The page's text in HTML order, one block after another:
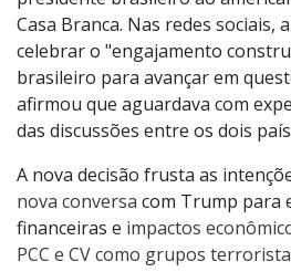
Casa Branca. Nas redes sociais,
celebrar o "engajamento
brasileiro para avançar em
afirmou que aguardava com
das discussões entre os dois
A nova decisão frusta as
nova conversa com Trump para
financeiras e impactos
PCC e CV como grupos